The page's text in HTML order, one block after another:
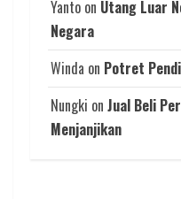
Yanto on Utang Luar
Negara
Winda on Potret
Nungki on Jual Beli
Menjanjikan